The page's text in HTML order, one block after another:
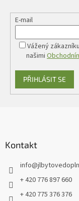
E-mail
Vážený
našimi
PŘIHLÁSIT SE
Kontakt
info@
+ 420 776 897 660
+ 420 775 376 376